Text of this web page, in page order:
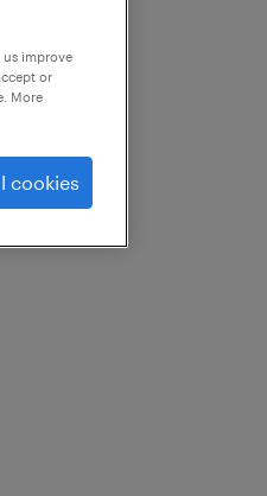
improve
or
More
cookies